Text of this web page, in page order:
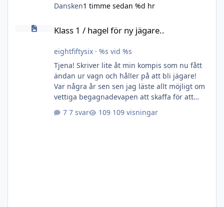
Dansken1 timme sedan %d hr
Klass 1 / hagel för ny jägare..
Klass 1 / hagel för ny jägare..
eightfiftysix· %s vid %s
Tjena! Skriver lite åt min kompis som nu fått
ändan ur vagn och håller på att bli jägare!
Var några år sen sen jag läste allt möjligt om
vettiga begagnadevapen att skaffa för att
komma igång omgående. Vill få med honom
ut på jakter i vinter då jag redan vet att han
7 svar 109 visningar